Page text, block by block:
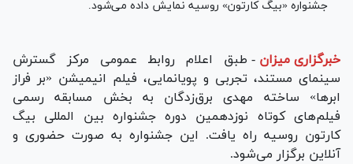
جشنواره «بیگ کارتون» روسیه نمایش داده می‌شود.
خبرگزاری میزان - طبق اعلام روابط عمومی مرکز گسترش
سینمای مستند، تجربی و پویانمایی، فیلم انیمیشن «بر فراز
ابرها» ساخته مهدی برق‌زدگان به بخش مسابقه رسمی
فیلم‌های کوتاه نوزدهمین دوره جشنواره بین المللی بیگ
کارتون روسیه راه یافت. این جشنواره به صورت حضوری و
آنلاین برگزار می‌شود.